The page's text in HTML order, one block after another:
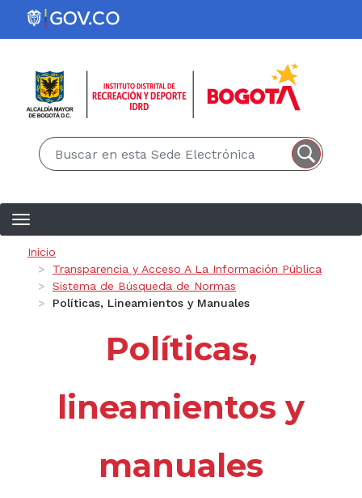
Pasar al contenido principal
Ruta de navegación
Inicio
Transparencia y Acceso A La Información Pública
Sistema de Búsqueda de Normas
Políticas, Lineamientos y Manuales
Políticas,
lineamientos y
manuales